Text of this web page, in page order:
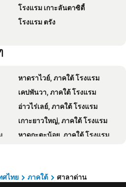
Lanta For Rest Boutique Hotel
Cha-Cha Hotel
Cottage Hill at Lanta
Lanta Complex
พิงค์กี้บังกะโล
ชบา ลันตา รีสอร์ท แอนด์ บังกะโล
Arthaya Villas
Lanta Darawadee Resort
โรงแรม เกาะลันตาซิตี้
โรงแรม ตรัง
หาดราไวย์, ภาคใต้ โรงแรม
เคปพันวา, ภาคใต้ โรงแรม
อ่าวไร่เลย์, ภาคใต้ โรงแรม
เกาะยาวใหญ่, ภาคใต้ โรงแรม
หาดกะตะน้อย, ภาคใต้ โรงแรม
หาดในหาน, ภาคใต้ โรงแรม
ศไทย ภาคใต้ ศาลาด่าน